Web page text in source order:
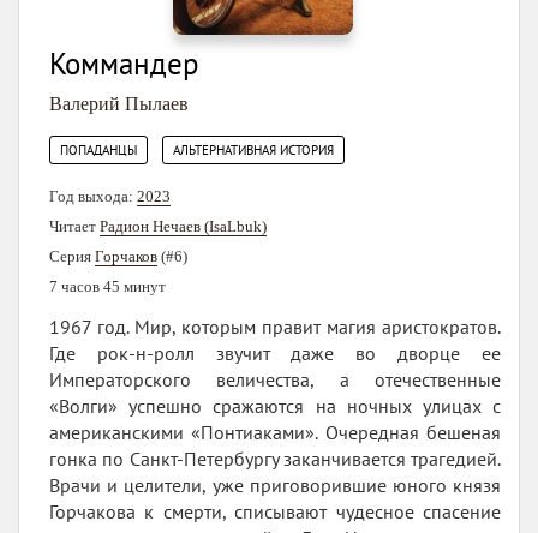
Коммандер
Валерий Пылаев
ПОПАДАНЦЫ АЛЬТЕРНАТИВНАЯ ИСТОРИЯ
Год выхода: 2023
Читает Радион Нечаев (IsaLbuk)
Серия Горчаков (#6)
7 часов 45 минут
1967 год. Мир, которым правит магия аристократов.
Где рок-н-ролл звучит даже во дворце ее
Императорского величества, а отечественные
«Волги» успешно сражаются на ночных улицах с
американскими «Понтиаками». Очередная бешеная
гонка по Санкт-Петербургу заканчивается трагедией.
Врачи и целители, уже приговорившие юного князя
Горчакова к смерти, списывают чудесное спасение